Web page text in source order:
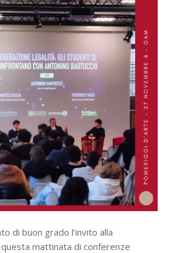
di buon grado l’invito alla
mattinata di conferenze